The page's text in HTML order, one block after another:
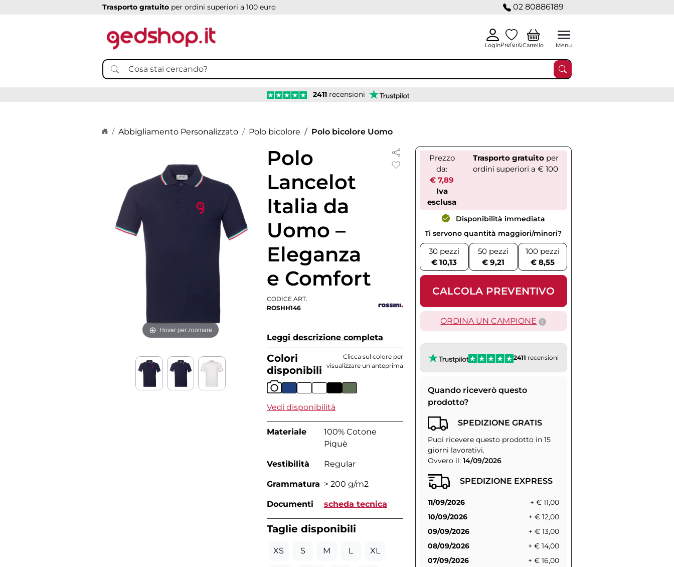
Trasporto gratuito per ordini superiori a 100 euro 02 80886189
LoginPreferitiCarrello Menu
2411 recensioni
Home page
Abbigliamento Personalizzato Polo bicolore Polo bicolore Uomo
Hover per zoomare
Polo
Lancelot
Italia da
Uomo –
Eleganza
e Comfort
CODICE ART.
ROSHH146
Leggi descrizione completa
Colori
disponibili
Clicca sul colore per
visualizzare un anteprima
Vedi disponibilità
Materiale
100% Cotone
Piquè
Vestibilità Regular
Grammatura > 200 g/m2
Documenti scheda tecnica
Taglie disponibili
XS S M L XL
Prezzo
da:
€ 7,89
Iva
esclusa
Trasporto gratuitoper
ordini superiori a € 100
Disponibilità immediata
Ti servono quantità maggiori/minori?
30 pezzi
€ 10,13
50 pezzi
€ 9,21
100 pezzi
€ 8,55
CALCOLA PREVENTIVO
ORDINA UN CAMPIONE
2411 recensioni
Quando riceverò questo
prodotto?
SPEDIZIONE GRATIS
Puoi ricevere questo prodotto in 15
giorni lavorativi.
Ovvero il: 14/09/2026
SPEDIZIONE EXPRESS
11/09/2026
+ € 11,00
10/09/2026
+ € 12,00
09/09/2026
+ € 13,00
08/09/2026
+ € 14,00
07/09/2026
+ € 16,00